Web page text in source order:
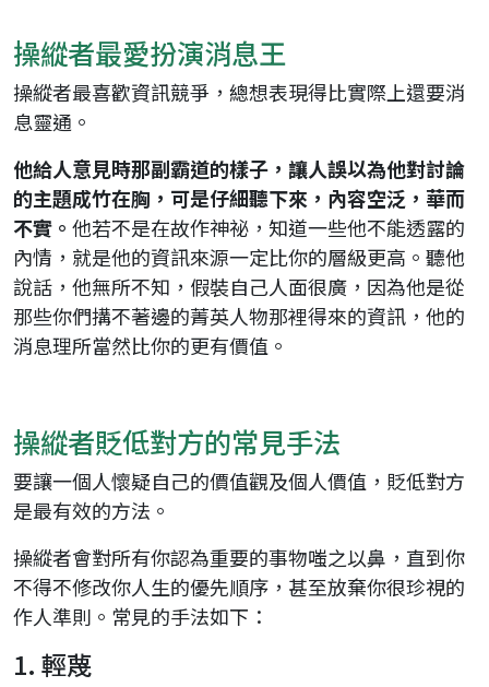
操縱者最愛扮演消息王
操縱者最喜歡資訊競爭，總想表現得比實際上還要消
息靈通。
他給人意見時那副霸道的樣子，讓人誤以為他對討論
的主題成竹在胸，可是仔細聽下來，內容空泛，華而
不實。 他若不是在故作神祕，知道一些他不能透露的
內情，就是他的資訊來源一定比你的層級更高。聽他
說話，他無所不知，假裝自己人面很廣，因為他是從
那些你們搆不著邊的菁英人物那裡得來的資訊，他的
消息理所當然比你的更有價值。
操縱者貶低對方的常見手法
要讓一個人懷疑自己的價值觀及個人價值，貶低對方
是最有效的方法。
操縱者會對所有你認為重要的事物嗤之以鼻，直到你
不得不修改你人生的優先順序，甚至放棄你很珍視的
作人準則。常見的手法如下：
1. 輕蔑